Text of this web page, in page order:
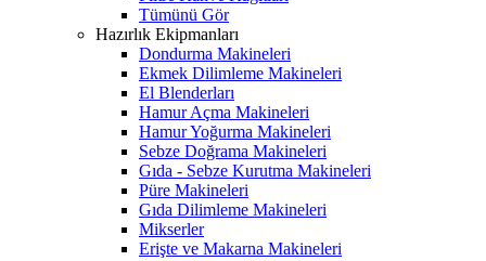
Tümünü Gör
Hazırlık Ekipmanları
Dondurma Makineleri
Ekmek Dilimleme Makineleri
El Blenderları
Hamur Açma Makineleri
Hamur Yoğurma Makineleri
Sebze Doğrama Makineleri
Gıda - Sebze Kurutma Makineleri
Püre Makineleri
Gıda Dilimleme Makineleri
Mikserler
Erişte ve Makarna Makineleri